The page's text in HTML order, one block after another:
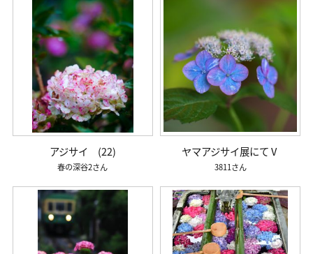
アジサイ (22)
春の深谷2
ヤマアジサイ展にてⅤ
3811